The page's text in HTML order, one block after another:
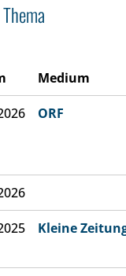
Medium
ORF
Kleine